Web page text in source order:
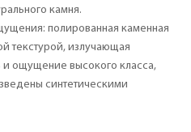
камня.
полированная каменная
текстурой, излучающая
ощущение высокого класса,
синтетическими